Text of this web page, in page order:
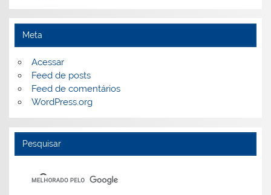
Meta
Acessar
Feed de posts
Feed de comentários
WordPress.org
Pesquisar